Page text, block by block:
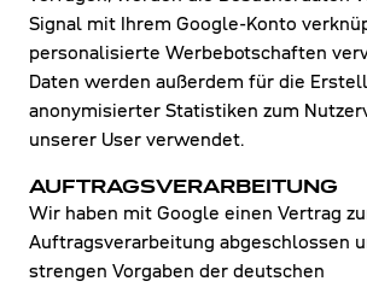
Signal mit Ihrem Google-Konto
personalisierte Werbebotschaften
Daten werden außerdem für die
anonymisierter Statistiken zum
unserer User verwendet.
AUFTRAGSVERARBEITUNG
Wir haben mit Google einen Vertrag
Auftragsverarbeitung abgeschlossen
strengen Vorgaben der deutschen